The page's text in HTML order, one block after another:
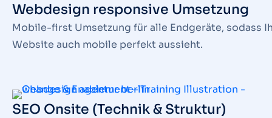
Webdesign responsive Umsetzung
Mobile-first Umsetzung für alle Endgeräte, sodass
Website auch mobile perfekt aussieht.
SEO Onsite (Technik & Struktur)